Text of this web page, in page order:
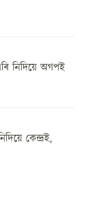
নিদিয়ে অগপই
কেন্দ্ৰই,